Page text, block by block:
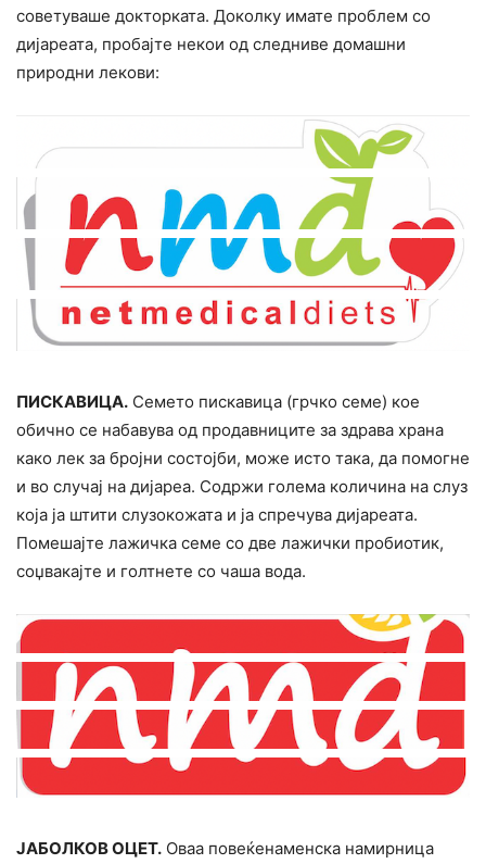
советуваше докторката. Доколку имате проблем со
дијареата, пробајте некои од следниве домашни
природни лекови:
ПИСКАВИЦА. Семето пискавица (грчко семе) кое
обично се набавува од продавниците за здрава храна
како лек за бројни состојби, може исто така, да помогне
и во случај на дијареа. Содржи голема количина на слуз
која ја штити слузокожата и ја спречува дијареата.
Помешајте лажичка семе со две лажички пробиотик,
соџвакајте и голтнете со чаша вода.
ЈАБОЛКОВ ОЦЕТ. Оваа повеќенаменска намирница